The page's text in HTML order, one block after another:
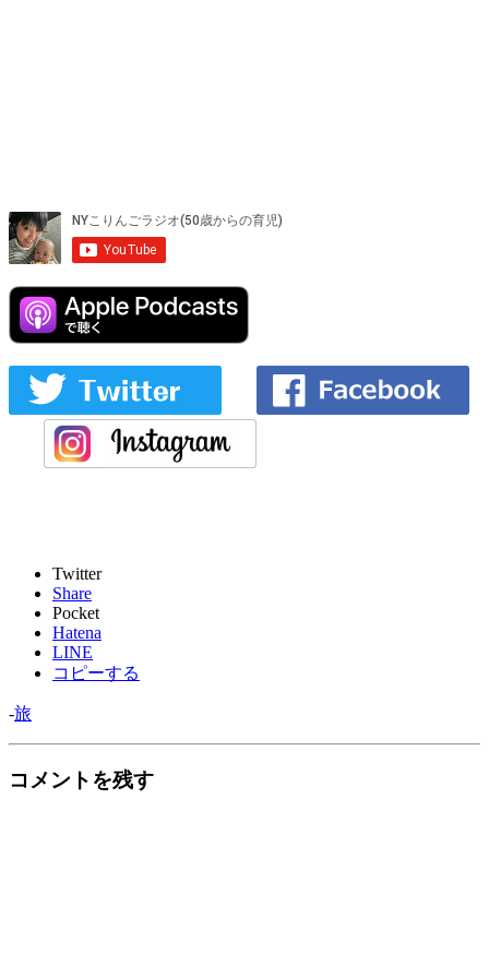
Twitter
Share
Pocket
Hatena
LINE
コピーする
-旅
コメントを残す